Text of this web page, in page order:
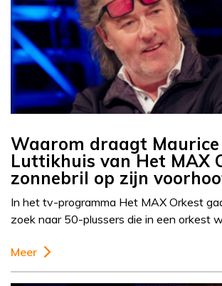
Waarom draagt Maurice
Luttikhuis van Het MAX
zonnebril op zijn
In het tv-programma Het MAX Orkest
zoek naar 50-plussers die in een orkest
Meer